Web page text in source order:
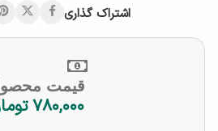
اشتراک گذاری
قیمت
۷۸۰,۰۰۰